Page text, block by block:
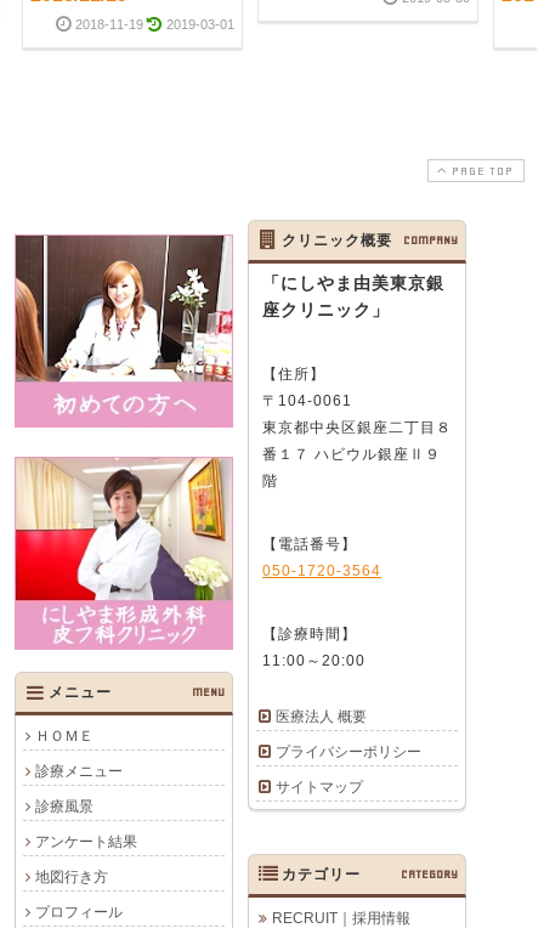
2018-11-19 2019-03-01
PAGE TOP
メニュー MENU
ＨＯＭＥ
診療メニュー
診療風景
アンケート結果
地図行き方
プロフィール
クリニック概要 COMPANY
「にしやま由美東京銀
座クリニック」
【住所】
〒104-0061
東京都中央区銀座二丁目８
番１７ ハビウル銀座Ⅱ９
階
【電話番号】
050-1720-3564
【診療時間】
11:00～20:00
医療法人 概要
プライバシーポリシー
サイトマップ
カテゴリー CATEGORY
RECRUIT｜採用情報